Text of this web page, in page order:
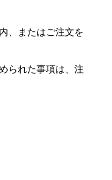
、またはご注文を
られた事項は、注